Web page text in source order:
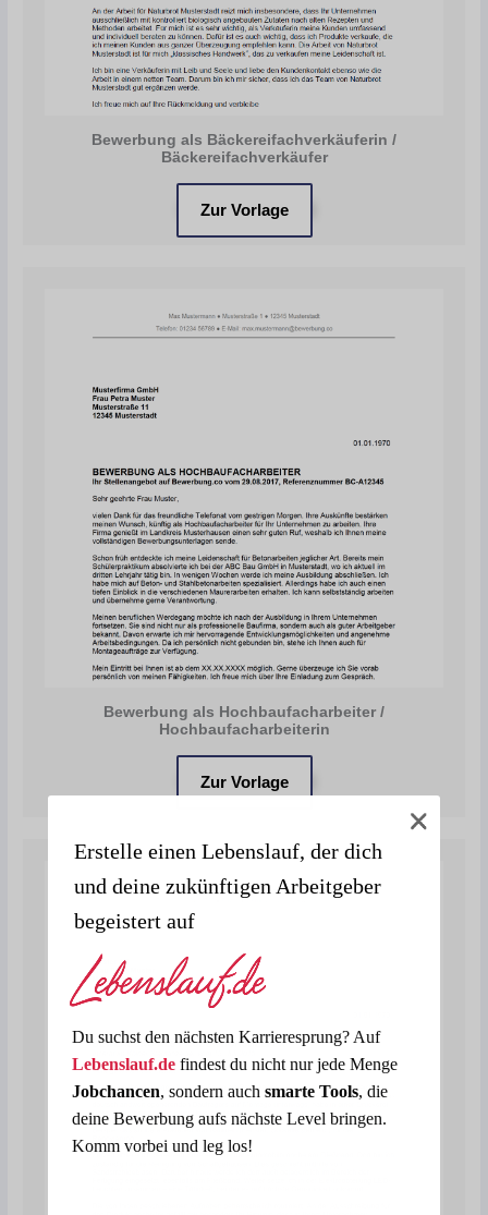
Bewerbung als Bäckereifachverkäuferin /
Bäckereifachverkäufer
Zur Vorlage
Bewerbung als Hochbaufacharbeiter /
Hochbaufacharbeiterin
Zur Vorlage
Erstelle einen Lebenslauf, der dich
und deine zukünftigen Arbeitgeber
begeistert auf
Du suchst den nächsten Karrieresprung? Auf
Lebenslauf.defindest du nicht nur jede Menge
Jobchancen, sondern auch smarte Tools, die
deine Bewerbung aufs nächste Level bringen.
Komm vorbei und leg los!